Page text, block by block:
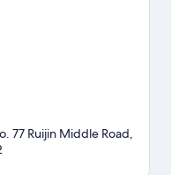
77 Ruijin Middle Road,